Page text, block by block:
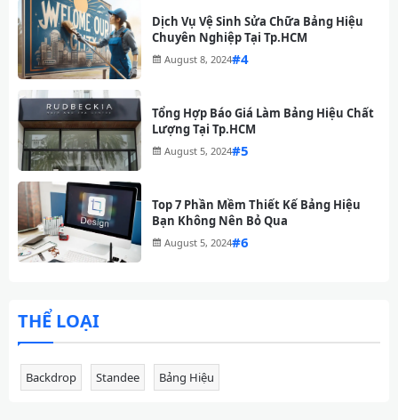
Dịch Vụ Vệ Sinh Sửa Chữa Bảng Hiệu
Chuyên Nghiệp Tại Tp.HCM
August 8, 2024#
Tổng Hợp Báo Giá Làm Bảng Hiệu Chất
Lượng Tại Tp.HCM
August 5, 2024#
Top 7 Phần Mềm Thiết Kế Bảng Hiệu
Bạn Không Nên Bỏ Qua
August 5, 2024#
THỂ LOẠI
Backdrop Standee Bảng Hiệu